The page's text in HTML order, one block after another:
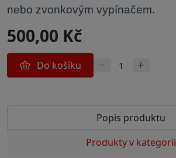
nebo zvonkovým vypínačem.
500,00 Kč
Do košíku
Popis produktu
Produkty v kategorii